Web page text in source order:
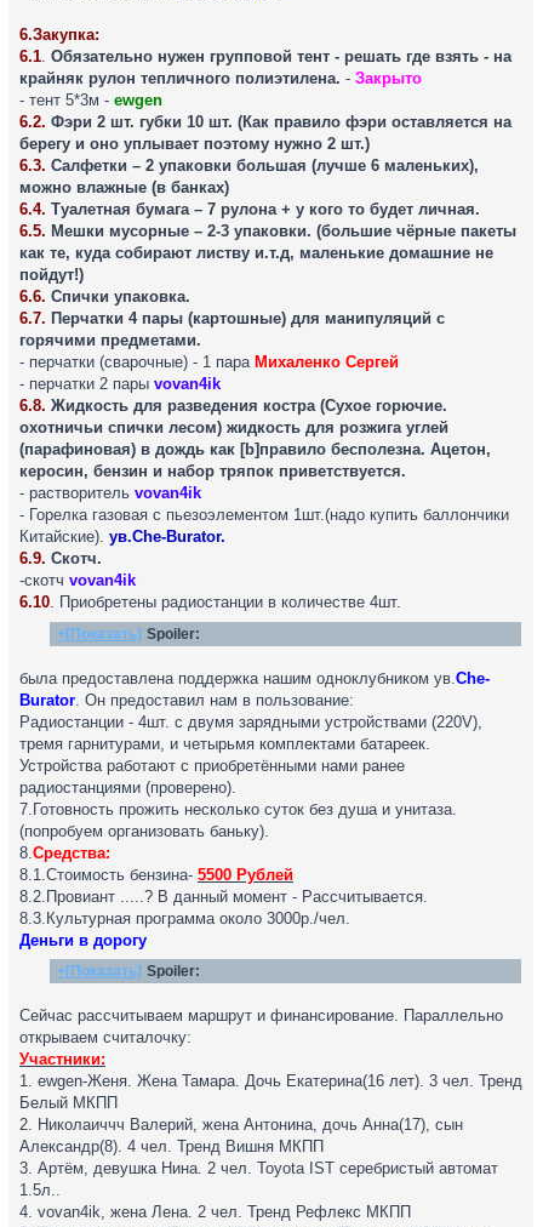
6.Закупка:
6.1. Обязательно нужен групповой тент - решать где взять - на
крайняк рулон тепличного полиэтилена. - Закрыто
- тент 5*3м - ewgen
6.2. Фэри 2 шт. губки 10 шт. (Как правило фэри оставляется на
берегу и оно уплывает поэтому нужно 2 шт.)
6.3. Салфетки – 2 упаковки большая (лучше 6 маленьких),
можно влажные (в банках)
6.4. Туалетная бумага – 7 рулона + у кого то будет личная.
6.5. Мешки мусорные – 2-3 упаковки. (большие чёрные пакеты
как те, куда собирают листву и.т.д, маленькие домашние не
пойдут!)
6.6. Спички упаковка.
6.7. Перчатки 4 пары (картошные) для манипуляций с
горячими предметами.
- перчатки (сварочные) - 1 пара Михаленко Сергей
- перчатки 2 пары vovan4ik
6.8. Жидкость для разведения костра (Сухое горючие.
охотничьи спички лесом) жидкость для розжига углей
(парафиновая) в дождь как [b]правило бесполезна. Ацетон,
керосин, бензин и набор тряпок приветствуется.
- растворитель vovan4ik
- Горелка газовая с пьезоэлементом 1шт.(надо купить баллончики
Китайские). ув.Che-Burator.
6.9. Скотч.
-скотч vovan4ik
6.10. Приобретены радиостанции в количестве 4шт.
+[Показать] Spoiler:
была предоставлена поддержка нашим одноклубником ув. Che-
Burator . Он предоставил нам в пользование:
Радиостанции - 4шт. с двумя зарядными устройствами (220V),
тремя гарнитурами, и четырьмя комплектами батареек.
Устройства работают с приобретёнными нами ранее
радиостанциями (проверено).
7.Готовность прожить несколько суток без душа и унитаза.
(попробуем организовать баньку).
8. Средства:
8.1.Стоимость бензина- 5500 Рублей
8.2.Провиант .....? В данный момент - Рассчитывается.
8.3.Культурная программа около 3000р./чел.
Деньги в дорогу
+[Показать] Spoiler:
Сейчас рассчитываем маршрут и финансирование. Параллельно
открываем считалочку:
Участники:
1. ewgen-Женя. Жена Тамара. Дочь Екатерина(16 лет). 3 чел. Тренд
Белый МКПП
2. Николаиччч Валерий, жена Антонина, дочь Анна(17), сын
Александр(8). 4 чел. Тренд Вишня МКПП
3. Артём, девушка Нина. 2 чел. Toyota IST серебристый автомат
1.5л..
4. vovan4ik, жена Лена. 2 чел. Тренд Рефлекс МКПП